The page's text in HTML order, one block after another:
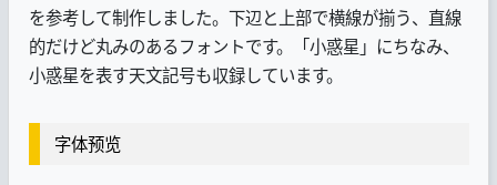
を参考して制作しました。下辺と上部で横線が揃う、直線
的だけど丸みのあるフォントです。「小惑星」にちなみ、
小惑星を表す天文記号も収録しています。
字体预览